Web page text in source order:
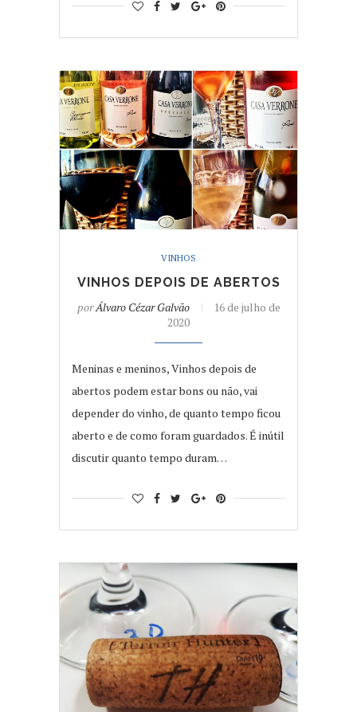
VINHOS
VINHOS DEPOIS DE ABERTOS
porÁlvaro Cézar Galvão
16 de julho de
2020
Meninas e meninos, Vinhos depois de
abertos podem estar bons ou não, vai
depender do vinho, de quanto tempo ficou
aberto e de como foram guardados. É inútil
discutir quanto tempo duram…